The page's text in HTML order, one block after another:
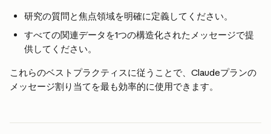
研究の質問と焦点領域を明確に定義してください。
すべての関連データを1つの構造化されたメッセージで提
供してください。
これらのベストプラクティスに従うことで、Claudeプランの
メッセージ割り当てを最も効率的に使用できます。